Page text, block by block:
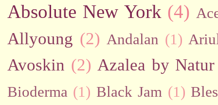
Absolute New York (4)
Allyoung (2) Andalan (1)
Avoskin (2) Azalea by Natur
Bioderma (1) Black Jam (1)